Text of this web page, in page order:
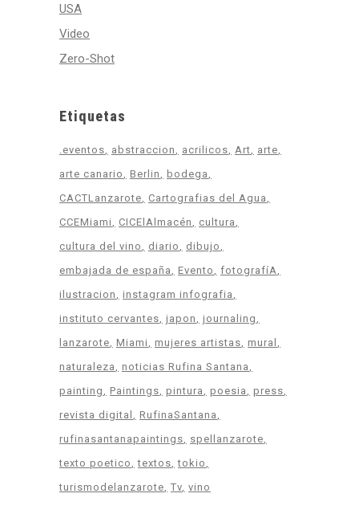
USA
Video
Zero-Shot
Etiquetas
.eventos abstraccion acrilicos Art
arte
arte canario
Berlin
bodega
CACTLanzarote
Cartografias del Agua
CCEMiami
CICElAlmacén
cultura
cultura del vino
diario
dibujo
embajada de españa
Evento
fotografíA
ilustracion
instagram infografia
instituto cervantes japon
journaling
lanzarote Miami mujeres artistas mural
naturaleza
noticias Rufina Santana
painting
Paintings pintura poesia
press
revista digital
RufinaSantana
rufinasantanapaintings
spellanzarote
texto poetico
textos tokio
turismodelanzarote Tv vino